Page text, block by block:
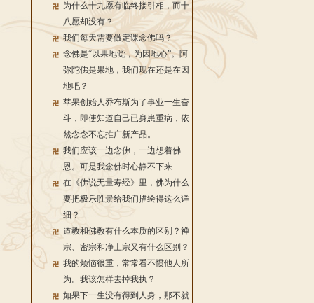
为什么十九愿有临终接引相，而十
八愿却没有？
我们每天需要做定课念佛吗？
念佛是“以果地觉，为因地心”。阿
弥陀佛是果地，我们现在还是在因
地吧？
苹果创始人乔布斯为了事业一生奋
斗，即使知道自己已身患重病，依
然念念不忘推广新产品。
我们应该一边念佛，一边想着佛
恩。可是我念佛时心静不下来……
在《佛说无量寿经》里，佛为什么
要把极乐胜景给我们描绘得这么详
细？
道教和佛教有什么本质的区别？禅
宗、密宗和净土宗又有什么区别？
我的烦恼很重，常常看不惯他人所
为。我该怎样去掉我执？
如果下一生没有得到人身，那不就